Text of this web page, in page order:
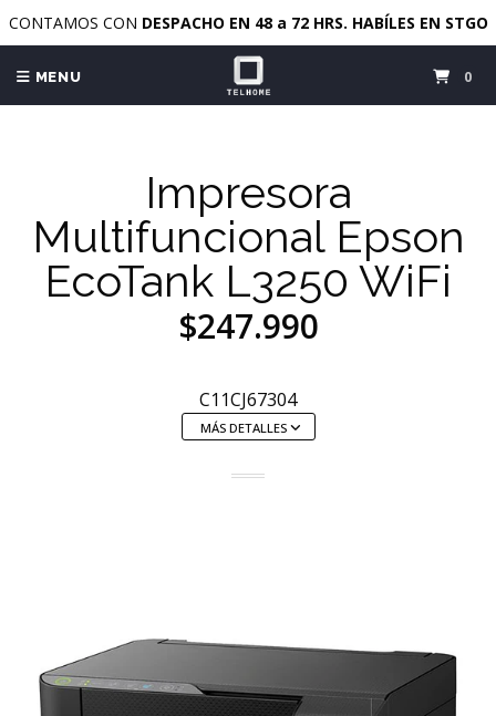
CONTAMOS CON DESPACHO EN 48 a 72 HRS. HABÍLES EN STGO
MENU 0
Impresora
Multifuncional Epson
EcoTank L3250 WiFi
$247.990
C11CJ67304
MÁS DETALLES